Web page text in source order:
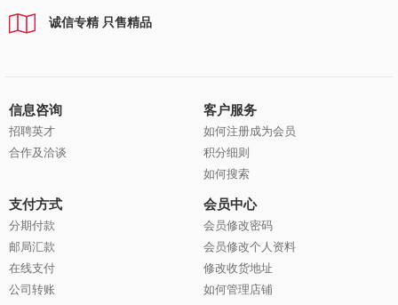
诚信专精 只售精品
信息咨询
招聘英才
合作及洽谈
客户服务
如何注册成为会员
积分细则
如何搜索
支付方式
分期付款
邮局汇款
在线支付
公司转账
会员中心
会员修改密码
会员修改个人资料
修改收货地址
如何管理店铺